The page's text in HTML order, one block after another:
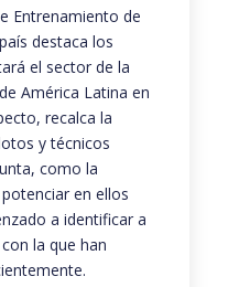
Entrenamiento de
destaca los
el sector de la
América Latina en
recalca la
y técnicos
como la
en ellos
a identificar a
la que han